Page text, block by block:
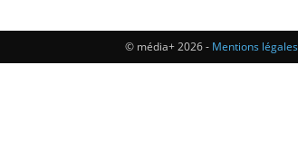
© média+ 2026 - Mentions légales